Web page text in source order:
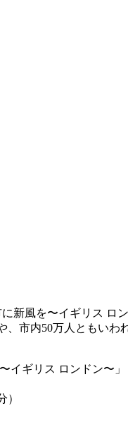
新風を〜イギリス ロ
市内50万人ともい
イギリス ロンドン〜」
）